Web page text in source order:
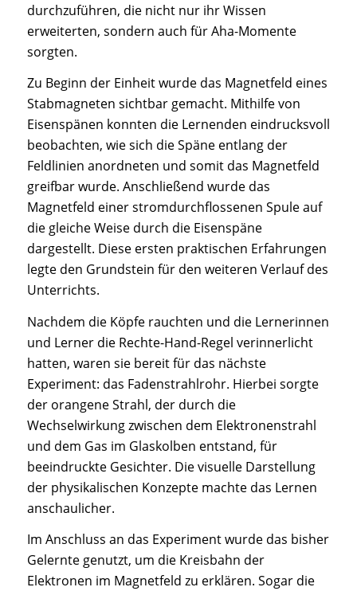
durchzuführen, die nicht nur ihr Wissen
erweiterten, sondern auch für Aha-Momente
sorgten.
Zu Beginn der Einheit wurde das Magnetfeld eines
Stabmagneten sichtbar gemacht. Mithilfe von
Eisenspänen konnten die Lernenden eindrucksvoll
beobachten, wie sich die Späne entlang der
Feldlinien anordneten und somit das Magnetfeld
greifbar wurde. Anschließend wurde das
Magnetfeld einer stromdurchflossenen Spule auf
die gleiche Weise durch die Eisenspäne
dargestellt. Diese ersten praktischen Erfahrungen
legte den Grundstein für den weiteren Verlauf des
Unterrichts.
Nachdem die Köpfe rauchten und die Lernerinnen
und Lerner die Rechte-Hand-Regel verinnerlicht
hatten, waren sie bereit für das nächste
Experiment: das Fadenstrahlrohr. Hierbei sorgte
der orangene Strahl, der durch die
Wechselwirkung zwischen dem Elektronenstrahl
und dem Gas im Glaskolben entstand, für
beeindruckte Gesichter. Die visuelle Darstellung
der physikalischen Konzepte machte das Lernen
anschaulicher.
Im Anschluss an das Experiment wurde das bisher
Gelernte genutzt, um die Kreisbahn der
Elektronen im Magnetfeld zu erklären. Sogar die